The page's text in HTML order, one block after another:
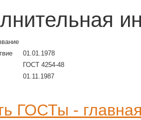
01.01.1978
ГОСТ 4254-48
01.11.1987
ГОСТы -